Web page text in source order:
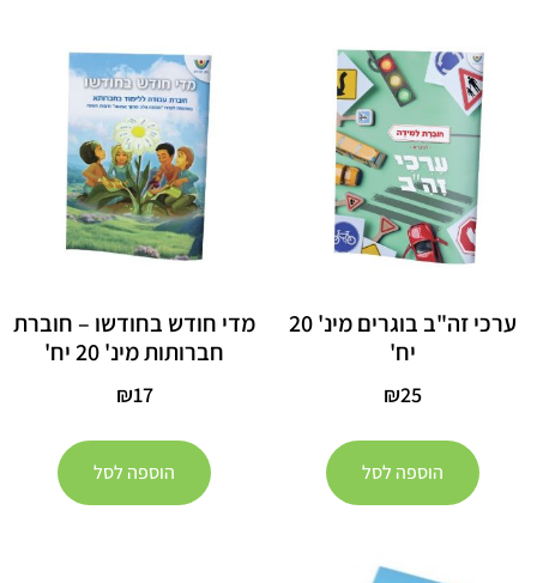
ערכי זה"ב בוגרים מינ' 20
יח'
₪25
הוספה לסל
מדי חודש בחודשו – חוברת
חברותות מינ' 20 יח'
₪17
הוספה לסל